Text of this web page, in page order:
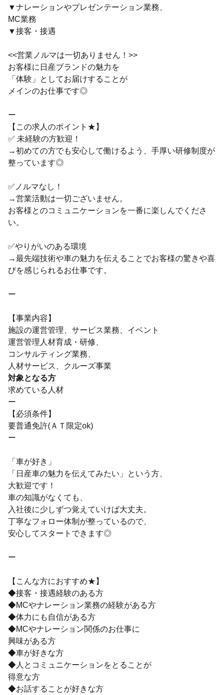
▼ナレーションやプレゼンテーション業務、
MC業務
▼接客・接遇
<<営業ノルマは一切ありません！>>
お客様に日産ブランドの魅力を
「体験」としてお届けすることが
メインのお仕事です◎
ー
【この求人のポイント★】
✅ 未経験の方歓迎！
→初めての方でも安心して働けるよう、手厚い研修制度が
整っています◎
✅ノルマなし！
→営業活動は一切ございません。
お客様とのコミュニケーションを一番に楽しんでくださ
い。
✅やりがいのある環境
→最先端技術や車の魅力を伝えることでお客様の驚きや喜
びを感じられるお仕事です。
ー
【事業内容】
施設の運営管理、サービス業務、イベント
運営管理人材育成・研修、
コンサルティング業務、
人材サービス、クルーズ事業
対象となる方
求めている人材
ー
【必須条件】
要普通免許(ＡＴ限定ok)
ー
「車が好き」
「日産車の魅力を伝えてみたい」という方、
大歓迎です！
車の知識がなくても、
入社後に少しずつ覚えていけば大丈夫。
丁寧なフォロー体制が整っているので、
安心してスタートできます◎
ー
【こんな方におすすめ★】
◆接客・接遇経験のある方
◆MCやナレーション業務の経験がある方
◆体力にも自信がある方
◆MCやナレーション関係のお仕事に
興味がある方
◆車が好きな方
◆人とコミュニケーションをとることが
得意な方
◆お話することが好きな方